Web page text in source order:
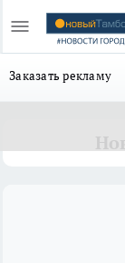
Заказать рекламу